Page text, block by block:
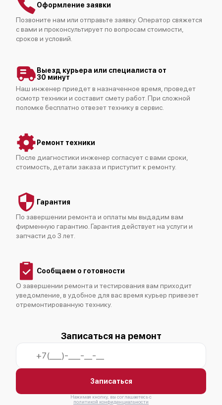
Fujitsu AUXG12KVLA
Fujitsu AUXG14KVLA
Fujitsu ABYG18KRTA
Fujitsu AUXG24KVLA
Fujitsu ABYG24KRTA
Оформление заявки
Позвоните нам или отправьте заявку. Оператор свяжется
с вами и проконсультирует по вопросам стоимости,
сроков и условий.
Выезд курьера или специалиста от
30 минут
Наш инженер приедет в назначенное время, проведет
осмотр техники и составит смету работ. При сложной
поломке бесплатно отвезет технику в сервис.
Ремонт техники
После диагностики инженер согласует с вами сроки,
стоимость, детали заказа и приступит к ремонту.
Гарантия
По завершении ремонта и оплаты мы выдадим вам
фирменную гарантию. Гарантия действует на услуги и
запчасти до 3 лет.
Сообщаем о готовности
О завершении ремонта и тестирования вам приходит
уведомление, в удобное для вас время курьер привезет
отремонтированную технику.
Записаться на ремонт
Записаться
Нажимая кнопку, вы соглашаетесь с
политикой конфиденциальности